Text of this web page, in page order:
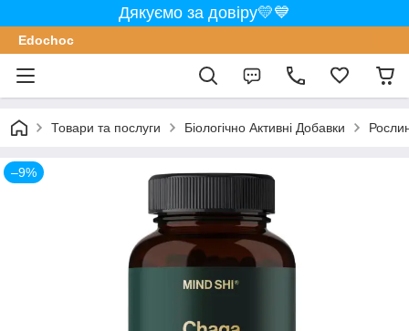
Дякуємо за довіру💛💙
Edochoс
Товари та послуги Біологічно Активні Добавки
–9%